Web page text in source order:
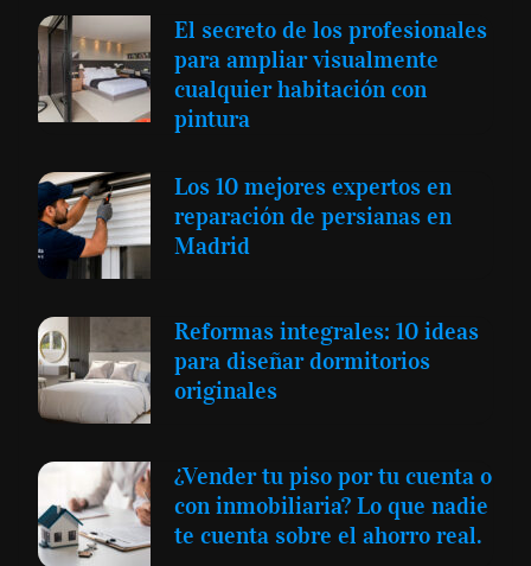
El secreto de los profesionales
para ampliar visualmente
cualquier habitación con
pintura
Los 10 mejores expertos en
reparación de persianas en
Madrid
Reformas integrales: 10 ideas
para diseñar dormitorios
originales
¿Vender tu piso por tu cuenta o
con inmobiliaria? Lo que nadie
te cuenta sobre el ahorro real.